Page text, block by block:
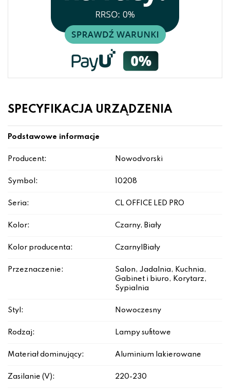
SPECYFIKACJA URZĄDZENIA
Podstawowe informacje
Producent: Nowodvorski
Symbol: 10208
Seria: CL OFFICE LED PRO
Kolor: Czarny, Biały
Kolor producenta: Czarny|Biały
Przeznaczenie:
Salon, Jadalnia, Kuchnia,
Gabinet i biuro, Korytarz,
Sypialnia
Styl: Nowoczesny
Rodzaj: Lampy sufitowe
Materiał dominujący: Aluminium lakierowane
Zasilanie (V): 220-230